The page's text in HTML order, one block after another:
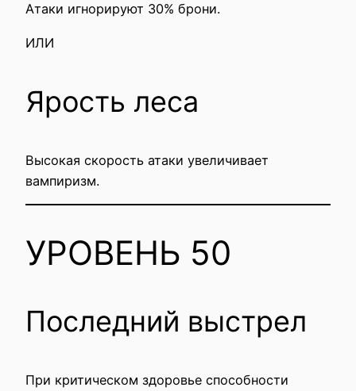
Атаки игнорируют 30% брони.
ИЛИ
Ярость леса
Высокая скорость атаки увеличивает
вампиризм.
УРОВЕНЬ 50
Последний выстрел
При критическом здоровье способности